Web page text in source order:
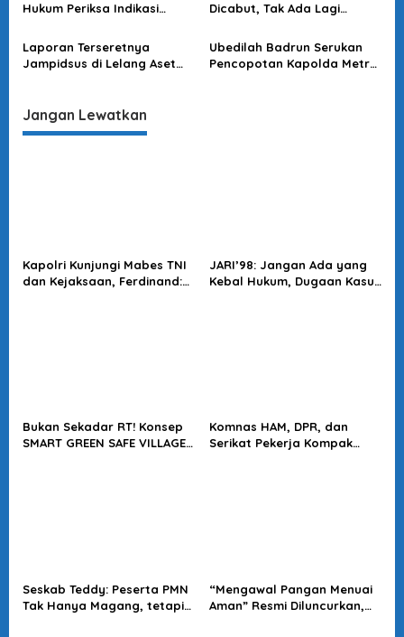
Hukum Periksa Indikasi
Alat Dapur di MBG
Dicabut, Tak Ada Lagi
Laporan Terseretnya
Jampidsus di Lelang Aset
Ubedilah Badrun Serukan
Pencopotan Kapolda Metro
Jangan Lewatkan
Kapolri Kunjungi Mabes TNI
dan Kejaksaan, Ferdinand:
JARI’98: Jangan Ada yang
Kebal Hukum, Dugaan Kasus
Bukan Sekadar RT! Konsep
SMART GREEN SAFE VILLAGE
Komnas HAM, DPR, dan
Serikat Pekerja Kompak
Seskab Teddy: Peserta PMN
Tak Hanya Magang, tetapi
“Mengawal Pangan Menuai
Aman” Resmi Diluncurkan,